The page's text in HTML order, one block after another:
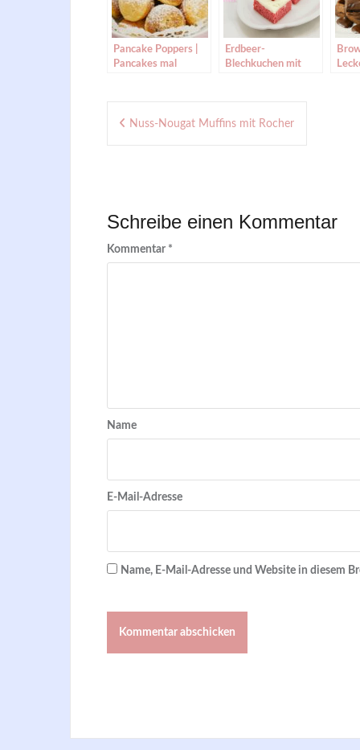
Pancake Poppers |
Pancakes mal
Erdbeer-
Blechkuchen mit
Beitragsnavigation
Nuss-Nougat Muffins mit Rocher
Schreibe einen Kommentar
Kommentar *
Name
E-Mail-Adresse
Name, E-Mail-Adresse und Website in diesem